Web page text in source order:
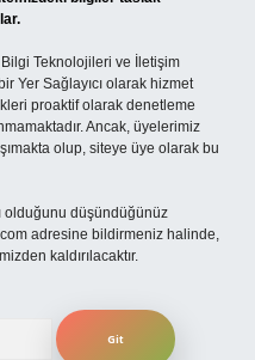
Teknolojileri ve İletişim
Yer Sağlayıcı olarak hizmet
proaktif olarak denetleme
Ancak, üyelerimiz
olup, siteye üye olarak bu
olduğunu düşündüğünüz
adresine bildirmeniz halinde,
kaldırılacaktır.